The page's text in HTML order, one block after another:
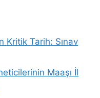
Kritik Tarih: Sınav
Maaşı İl